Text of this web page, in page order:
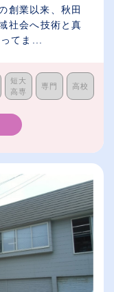
業以来、秋田
社会へ技術と真
てま...
短大
高専
専門 高校